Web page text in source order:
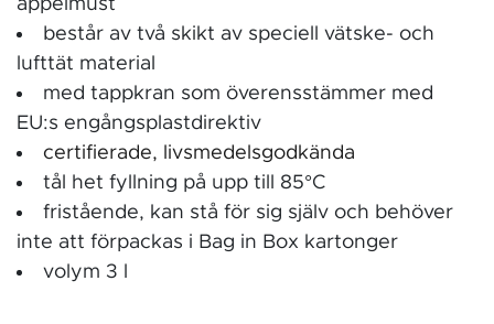
äppelmust
består av två skikt av speciell vätske- och
lufttät material
med tappkran som överensstämmer med
EU:s engångsplastdirektiv
certifierade, livsmedelsgodkända
tål het fyllning på upp till 85°C
fristående, kan stå för sig själv och behöver
inte att förpackas i Bag in Box kartonger
volym 3 l